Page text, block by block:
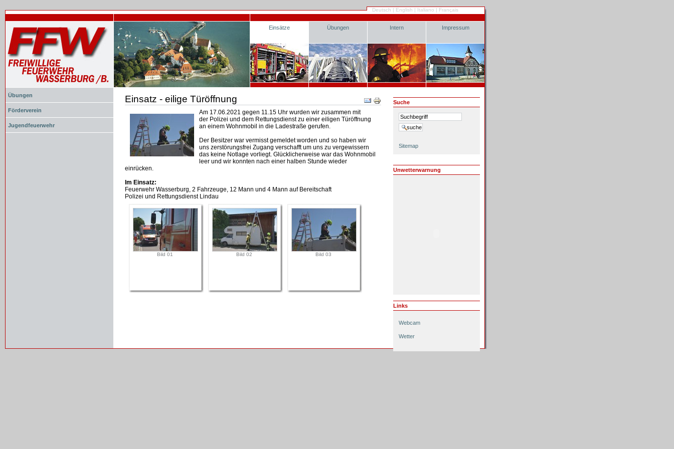
Deutsch | English | Italiano | Français
Einsätze Übungen Intern Impressum
Übungen
Förderverein
Jugendfeuerwehr
Einsatz - eilige Türöffnung
Document
Actions
Am 17.06.2021 gegen 11.15 Uhr wurden wir zusammen mit
der Polizei und dem Rettungsdienst zu einer eiligen Türöffnung
an einem Wohnmobil in die Ladestraße gerufen.
Der Besitzer war vermisst gemeldet worden und so haben wir
uns zerstörungsfrei Zugang verschafft um uns zu vergewissern
das keine Notlage vorliegt. Glücklicherweise war das Wohnmobil
leer und wir konnten nach einer halben Stunde wieder
einrücken.
Im Einsatz:
Feuerwehr Wasserburg, 2 Fahrzeuge, 12 Mann und 4 Mann auf Bereitschaft
Polizei und Rettungsdienst Lindau
Bild 01 Bild 02 Bild 03
Suche
Sitemap
Unwetterwarnung
Links
Webcam
Wetter